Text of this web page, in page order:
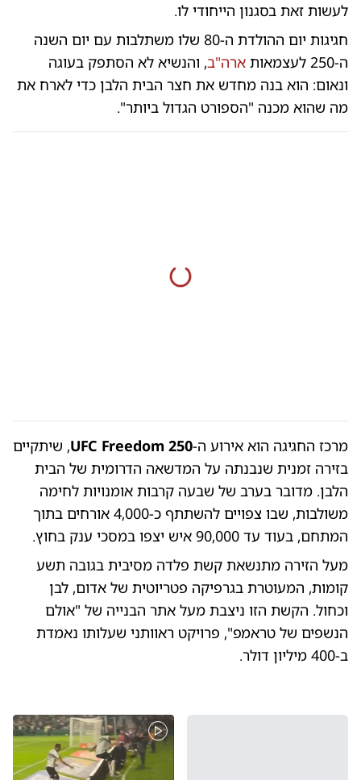
לעשות זאת בסגנון הייחודי לו.
חגיגות יום ההולדת ה-80 שלו משתלבות עם יום השנה
ה-250 לעצמאות
ארה"ב, והנשיא לא הסתפק בעוגה
ונאום: הוא בנה מחדש את חצר הבית הלבן כדי לארח את
מה שהוא מכנה "הספורט הגדול ביותר".
מרכז החגיגה הוא אירוע ה-UFC Freedom 250, שיתקיים
בזירה זמנית שנבנתה על המדשאה הדרומית של הבית
הלבן. מדובר בערב של שבעה קרבות אומנויות לחימה
משולבות, שבו צפויים להשתתף כ-4,000 אורחים בתוך
המתחם, בעוד עד 90,000 איש יצפו במסכי ענק בחוץ.
מעל הזירה מתנשאת קשת פלדה מסיבית בגובה תשע
קומות, המעוטרת בגרפיקה פטריוטית של אדום, לבן
וכחול. הקשת הזו ניצבת מעל אתר הבנייה של "אולם
הנשפים של טראמפ", פרויקט ראוותני שעלותו נאמדת
ב-400 מיליון דולר.